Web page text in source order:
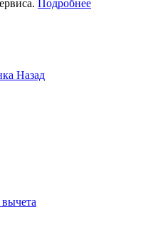
Подробнее
Назад